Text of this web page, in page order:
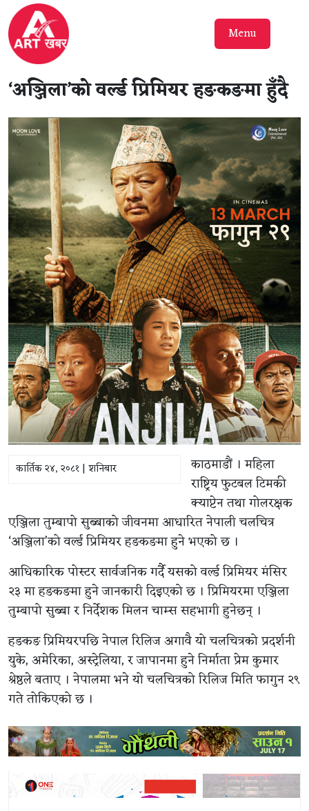
Menu
‘अञ्जिला’को वर्ल्ड प्रिमियर हङकङमा हुँदै
कार्तिक २४, २०८१ | शनिबार
काठमाडौं । महिला
राष्ट्रिय फुटबल टिमकी
क्याप्टेन तथा गोलरक्षक
एञ्जिला तुम्बापो सुब्बाको जीवनमा आधारित नेपाली चलचित्र
‘अञ्जिला’को वर्ल्ड प्रिमियर हङकङमा हुने भएको छ ।
आधिकारिक पोस्टर सार्वजनिक गर्दै यसको वर्ल्ड प्रिमियर मंसिर
२३ मा हङकङमा हुने जानकारी दिइएको छ । प्रिमियरमा एञ्जिला
तुम्बापो सुब्बा र निर्देशक मिलन चाम्स सहभागी हुनेछन् ।
हङकङ प्रिमियरपछि नेपाल रिलिज अगावै यो चलचित्रको प्रदर्शनी
युके, अमेरिका, अस्ट्रेलिया, र जापानमा हुने निर्माता प्रेम कुमार
श्रेष्ठले बताए । नेपालमा भने यो चलचित्रको रिलिज मिति फागुन २९
गते तोकिएको छ ।